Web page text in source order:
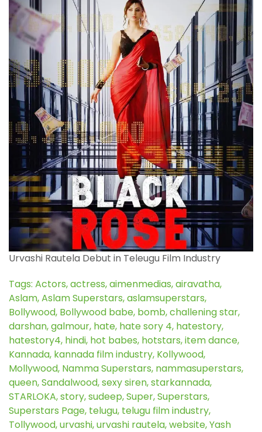
Urvashi Rautela Debut in Teleugu Film Industry
Tags: Actors,actress,aimenmedias,airavatha,
Aslam,Aslam Superstars,aslamsuperstars,
Bollywood, Bollywood babe, bomb,challening star,
darshan,galmour, hate, hate sory 4, hatestory,
hatestory4, hindi, hot babes, hotstars,item dance,
Kannada, kannada film industry, Kollywood,
Mollywood, Namma Superstars, nammasuperstars,
queen,Sandalwood,sexy siren,starkannada,
STARLOKA,story,sudeep,Super,Superstars,
Superstars Page, telugu, telugu film industry,
Tollywood,urvashi,urvashi rautela,website,Yash